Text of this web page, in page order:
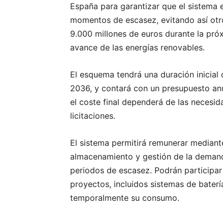
España para garantizar que el
momentos de escasez, evitando así
9.000 millones de euros durante la
avance de las energías renovables.
El esquema tendrá una duración
2036, y contará con un presupuesto
el coste final dependerá de las
licitaciones.
El sistema permitirá remunerar
almacenamiento y gestión de la
periodos de escasez. Podrán
proyectos, incluidos sistemas de
temporalmente su consumo.